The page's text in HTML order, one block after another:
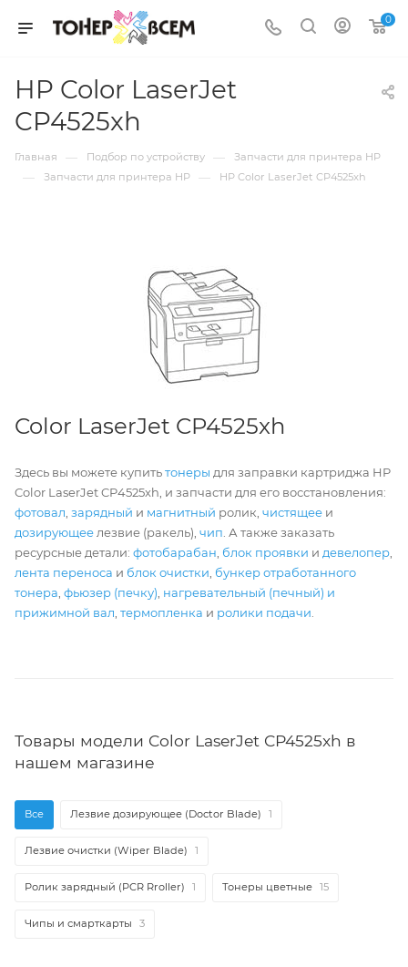
0
HP Color LaserJet
CP4525xh
Главная — Подбор по устройству — Запчасти для принтера HP
— Запчасти для принтера HP — HP Color LaserJet CP4525xh
Color LaserJet CP4525xh
Здесь вы можете купитьтонеры для заправки картриджа HP
Color LaserJet CP4525xh, и запчасти для его восстановления:
фотовал зарядный и магнитный ролик, чистящее и
дозирующее лезвие (ракель), чип . А также заказать
ресурсные детали: фотобарабан блок проявки и девелопер
лента переноса и блок очистки бункер отработанного
тонера фьюзер (печку) нагревательный (печный) и
прижимной вал термопленка и ролики подачи
Товары модели Color LaserJet CP4525xh в
нашем магазине
Все Лезвие дозирующее (Doctor Blade) 1
Лезвие очистки (Wiper Blade) 1
Ролик зарядный (PCR Rroller) 1 Тонеры цветные 15
Чипы и смарткарты 3